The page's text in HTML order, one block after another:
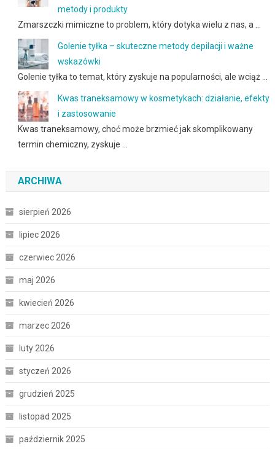
metody i produkty
Zmarszczki mimiczne to problem, który dotyka wielu z nas, a …
Golenie tyłka – skuteczne metody depilacji i ważne
wskazówki
Golenie tyłka to temat, który zyskuje na popularności, ale wciąż …
Kwas traneksamowy w kosmetykach: działanie, efekty
i zastosowanie
Kwas traneksamowy, choć może brzmieć jak skomplikowany
termin chemiczny, zyskuje …
ARCHIWA
sierpień 2026
lipiec 2026
czerwiec 2026
maj 2026
kwiecień 2026
marzec 2026
luty 2026
styczeń 2026
grudzień 2025
listopad 2025
październik 2025